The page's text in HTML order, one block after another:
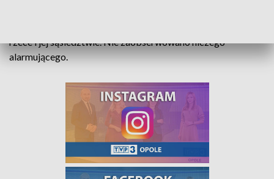
rzece i jej sąsiedztwie. Nie zaobserwowano niczego
alarmującego.